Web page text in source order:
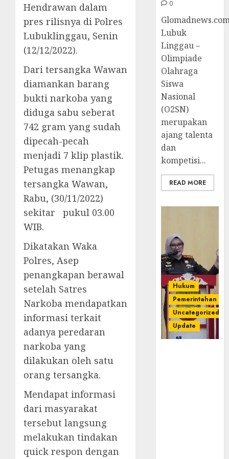
Hendrawan dalam
pres rilisnya di Polres
Lubuklinggau, Senin
(12/12/2022).
Dari tersangka Wawan
diamankan barang
bukti narkoba yang
diduga sabu seberat
742 gram yang sudah
dipecah-pecah
menjadi 7 klip plastik.
Petugas menangkap
tersangka Wawan,
Rabu, (30/11/2022)
sekitar pukul 03.00
WIB.
Dikatakan Waka
Polres, Asep
penangkapan berawal
setelah Satres
Narkoba mendapatkan
informasi terkait
adanya peredaran
narkoba yang
dilakukan oleh satu
orang tersangka.
Mendapat informasi
dari masyarakat
tersebut langsung
melakukan tindakan
quick respon dengan
0
Lubuk
Linggau –
Olimpiade
Olahraga
Siswa
Nasional
(O2SN)
merupakan
ajang talenta
dan
kompetisi...
READ MORE
Hukum
Pemerintahan
Uncategorized
Update